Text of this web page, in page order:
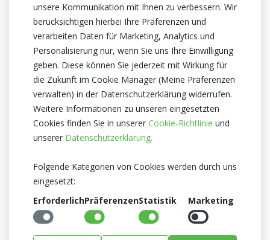
Optiflor
Herkunftsland
Niederlande
MPS SQ
MPS GAP
unsere Kommunikation mit Ihnen zu verbessern. Wir
berücksichtigen hierbei Ihre Präferenzen und
verarbeiten Daten für Marketing, Analytics und
Personalisierung nur, wenn Sie uns Ihre Einwilligung
geben. Diese können Sie jederzeit mit Wirkung für
die Zukunft im Cookie Manager (Meine Präferenzen
verwalten) in der Datenschutzerklärung widerrufen.
Weitere Informationen zu unseren eingesetzten
Cookies finden Sie in unserer Cookie-Richtlinie und
unserer Datenschutzerklärung.
Folgende Kategorien von Cookies werden durch uns
eingesetzt:
ErforderlichPräferenzenStatistik Marketing